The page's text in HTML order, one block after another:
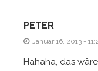
PETER
Januar 16, 2013 -
Hahaha, das